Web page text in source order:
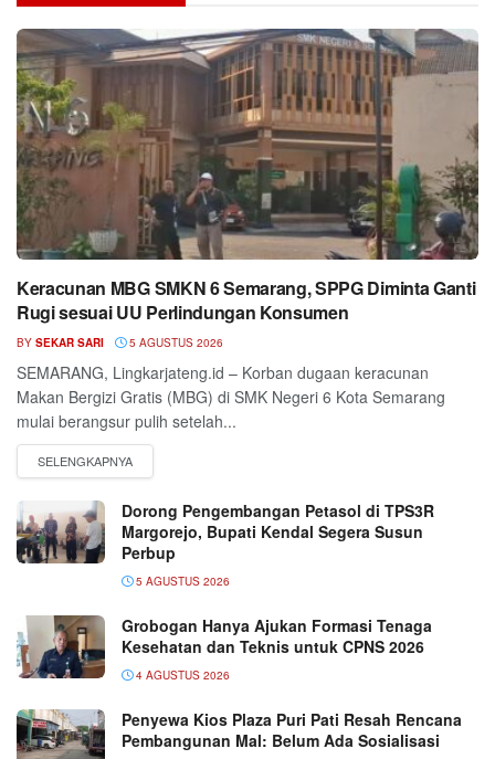
Keracunan MBG SMKN 6 Semarang, SPPG Diminta Ganti
Rugi sesuai UU Perlindungan Konsumen
BY SEKAR SARI 5 AGUSTUS 2026
SEMARANG, Lingkarjateng.id – Korban dugaan keracunan
Makan Bergizi Gratis (MBG) di SMK Negeri 6 Kota Semarang
mulai berangsur pulih setelah...
Dorong Pengembangan Petasol di TPS3R
Margorejo, Bupati Kendal Segera Susun
Perbup
5 AGUSTUS 2026
Grobogan Hanya Ajukan Formasi Tenaga
Kesehatan dan Teknis untuk CPNS 2026
4 AGUSTUS 2026
Penyewa Kios Plaza Puri Pati Resah Rencana
Pembangunan Mal: Belum Ada Sosialisasi